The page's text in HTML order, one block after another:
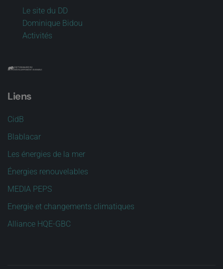
Le site du DD
Dominique Bidou
Activités
Liens
CidB
Blablacar
Les énergies de la mer
Énergies renouvelables
MEDIA PEPS
Energie et changements climatiques
Alliance HQE-GBC